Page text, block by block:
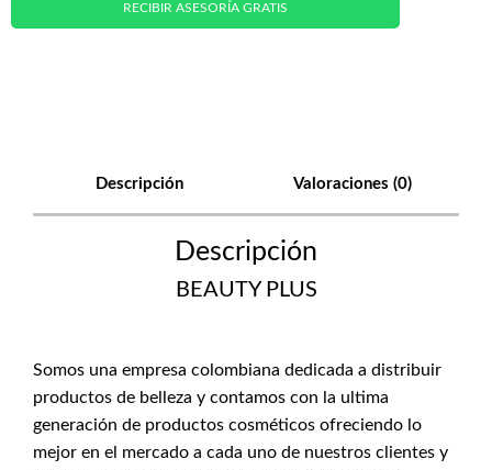
RECIBIR ASESORÍA GRATIS
Descripción Valoraciones (0)
Descripción
BEAUTY PLUS
Somos una empresa colombiana dedicada a distribuir
productos de belleza y contamos con la ultima
generación de productos cosméticos ofreciendo lo
mejor en el mercado a cada uno de nuestros clientes y